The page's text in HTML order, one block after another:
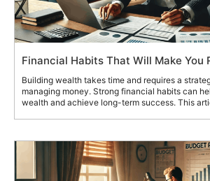
Financial Habits That Will Make You
Building wealth takes time and requires a
managing money. Strong financial habits can
wealth and achieve long-term success. This